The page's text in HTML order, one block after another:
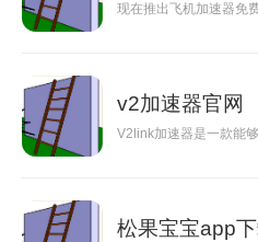
现在推出飞机加速器免
v2加速器官网
V2link加速器是一款能
松果宝宝app